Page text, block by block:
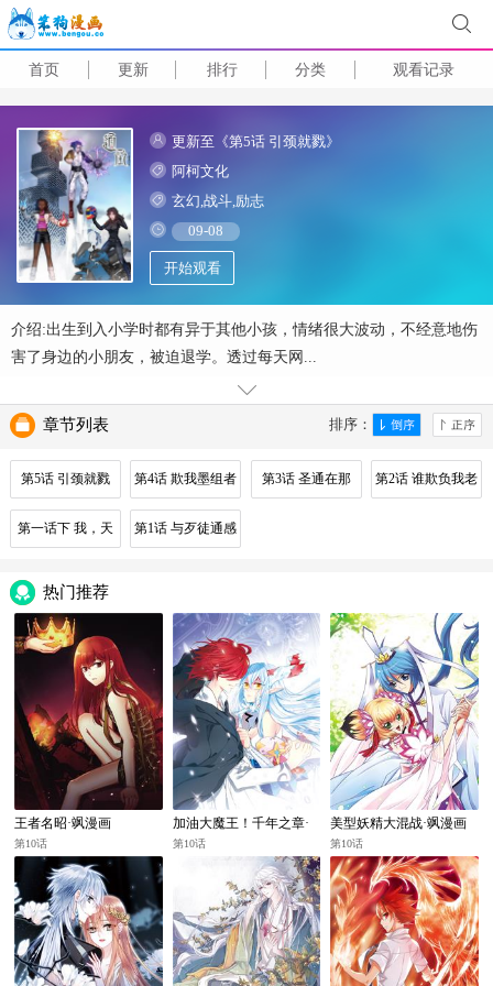
首页 更新 排行 分类 观看记录
更新至《第5话 引颈就戮》
阿柯文化
玄幻,战斗,励志
09-08
开始观看
介绍:出生到入小学时都有异于其他小孩，情绪很大波动，不经意地伤
害了身边的小朋友，被迫退学。透过每天网...
排序：
章节列表
第5话 引颈就戮 第4话 欺我墨组者
虽远必诛
第3话 圣通在那 第2话 谁欺负我老
第一话下 我，天
第1话 与歹徒通感
热门推荐
王者名昭·飒漫画
第10话
加油大魔王！千年之章·
飒漫画
第10话
美型妖精大混战·飒漫画
第10话